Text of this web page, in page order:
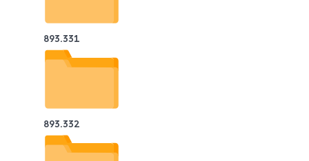
893.331
893.332